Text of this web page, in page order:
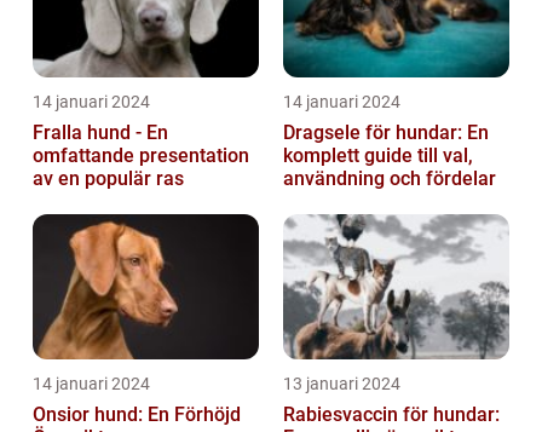
14 januari 2024
Fralla hund - En
omfattande presentation
av en populär ras
14 januari 2024
Dragsele för hundar: En
komplett guide till val,
användning och fördelar
14 januari 2024
Onsior hund: En Förhöjd
13 januari 2024
Rabiesvaccin för hundar: